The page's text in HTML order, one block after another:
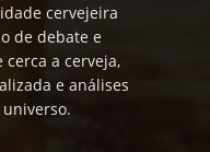
cervejeira
de debate e
a cerveja,
e análises